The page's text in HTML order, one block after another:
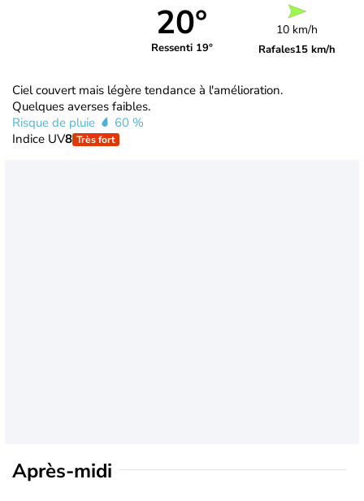
20°
Ressenti 19°
10 km/h
Rafales15 km/h
Ciel couvert mais légère tendance à l'amélioration.
Quelques averses faibles.
Risque de pluie
60 %
Indice UV8 Très fort
Après-midi